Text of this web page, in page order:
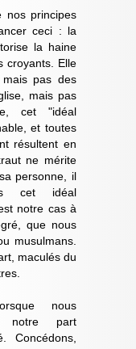
nos principes
ceci : la
la haine
croyants. Elle
pas des
mais pas
cet "idéal
et toutes
résultent en
ne mérite
personne, il
cet idéal
notre cas à
que nous
musulmans.
maculés du
nous
notre part
Concédons,